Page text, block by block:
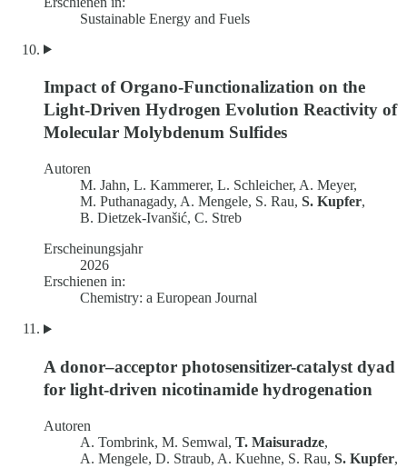
Sustainable Energy and Fuels
Impact of Organo-Functionalization on the
Light-Driven Hydrogen Evolution Reactivity of
Molecular Molybdenum Sulfides
Autoren
M. Jahn, L. Kammerer, L. Schleicher, A. Meyer,
M. Puthanagady, A. Mengele, S. Rau, S. Kupfer,
B. Dietzek-Ivanšić, C. Streb
Erscheinungsjahr
2026
Erschienen in:
Chemistry: a European Journal
A donor–acceptor photosensitizer-catalyst dyad
for light-driven nicotinamide hydrogenation
Autoren
A. Tombrink, M. Semwal, T. Maisuradze,
A. Mengele, D. Straub, A. Kuehne, S. Rau, S. Kupfer,